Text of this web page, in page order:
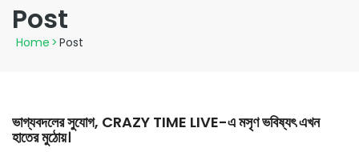
Post
Home > Post
ভাগ্যবদলের সুযোগ, CRAZY TIME LIVE-এ মসৃণ ভবিষ্যৎ এখন
হাতের মুঠোয়।